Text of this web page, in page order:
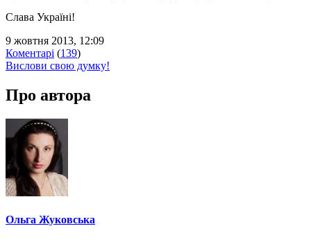
Слава Україні!
9 жовтня 2013, 12:09
Коментарі (139)
Вислови свою думку!
Про автора
Ольга Жуковська